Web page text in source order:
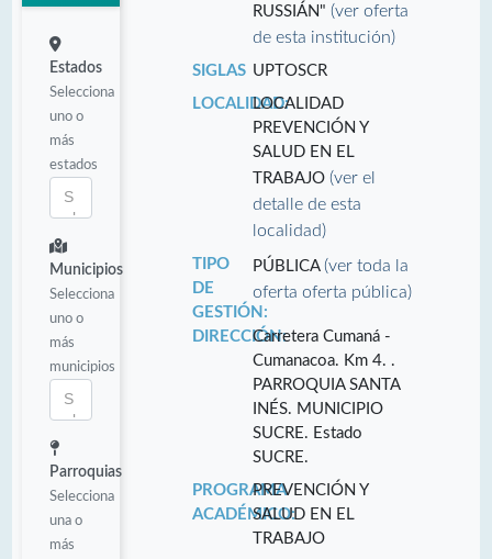
Estados
Selecciona
uno o
más
estados
Municipios
Selecciona
uno o
más
municipios
Parroquias
Selecciona
una o
más
RUSSIÁN"(ver oferta
de esta institución)
SIGLAS UPTOSCR
LOCALIDAD:LOCALIDAD
PREVENCIÓN Y
SALUD EN EL
TRABAJO(ver el
detalle de esta
localidad)
TIPO
DE
GESTIÓN:
PÚBLICA(ver toda la
oferta oferta pública)
DIRECCIÓN:Carretera Cumaná -
Cumanacoa. Km 4. .
PARROQUIA SANTA
INÉS. MUNICIPIO
SUCRE. Estado
SUCRE.
PROGRAMA
ACADÉMICO:
PREVENCIÓN Y
SALUD EN EL
TRABAJO